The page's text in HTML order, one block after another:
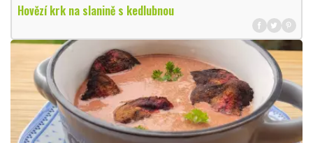
Hovězí krk na slanině s kedlubnou